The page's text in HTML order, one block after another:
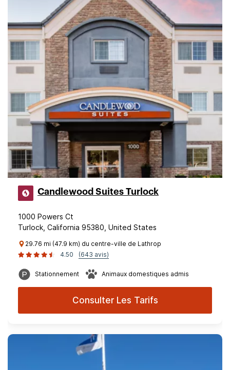
Candlewood Suites Turlock
1000 Powers Ct
Turlock, California 95380, United States
29.76 mi (47.9 km) du centre-ville de Lathrop
4.50
(643 avis)
Stationnement Animaux domestiques admis
Consulter Les Tarifs